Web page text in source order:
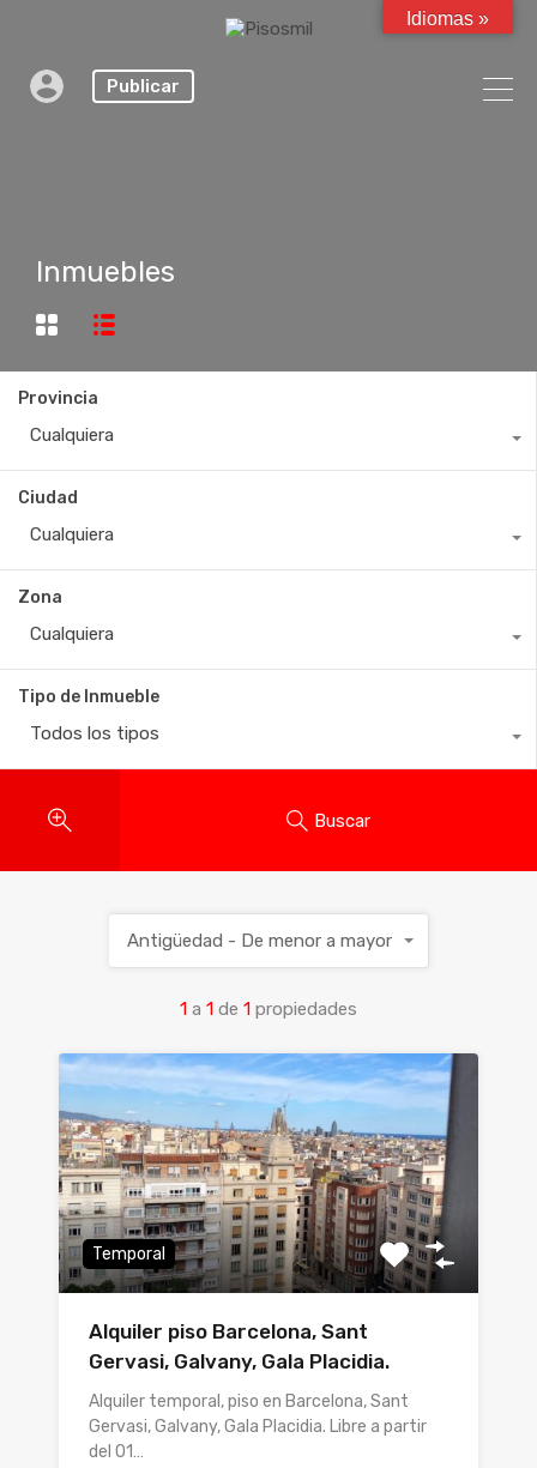
Publicar
Inmuebles
Provincia
Cualquiera
Ciudad
Cualquiera
Zona
Cualquiera
Tipo de Inmueble
Todos los tipos
Buscar
1 a 1 de 1 propiedades
Antigüedad - De menor a mayor
Temporal
Alquiler piso Barcelona, Sant
Gervasi, Galvany, Gala Placidia.
Alquiler temporal, piso en Barcelona, Sant
Gervasi, Galvany, Gala Placidia. Libre a partir
del 01…
Idiomas »